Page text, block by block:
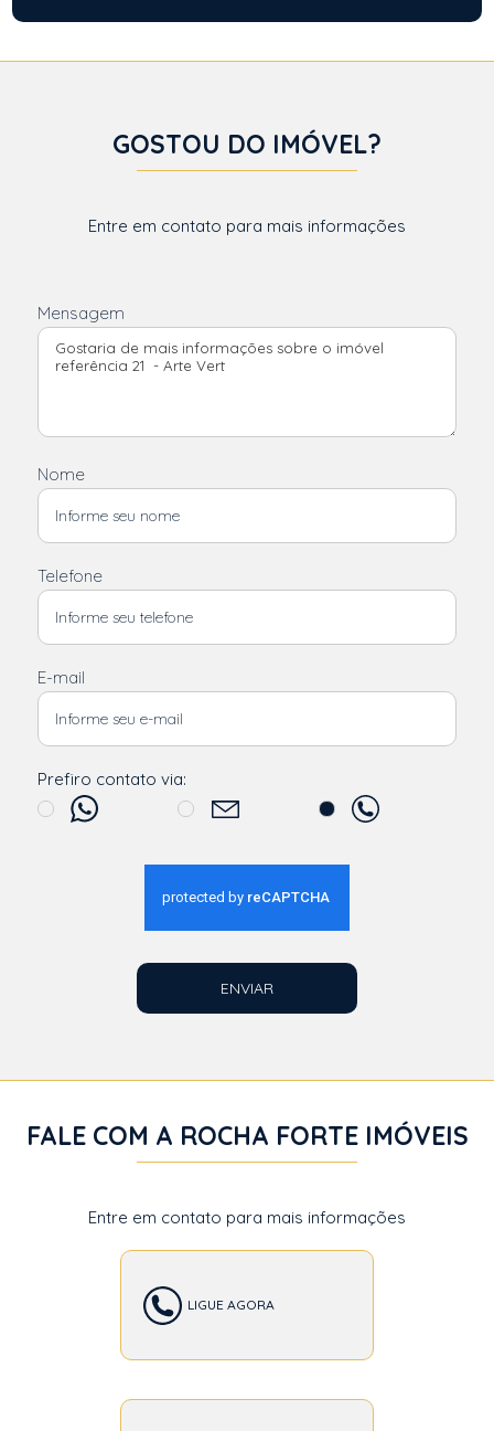
GOSTOU DO IMÓVEL?
Entre em contato para mais informações
Mensagem
Nome
Telefone
E-mail
Prefiro contato via:
ENVIAR
FALE COM A ROCHA FORTE IMÓVEIS
Entre em contato para mais informações
LIGUE AGORA